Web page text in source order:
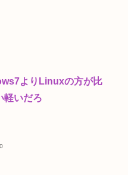
よりLinuxの方が比
軽いだろ